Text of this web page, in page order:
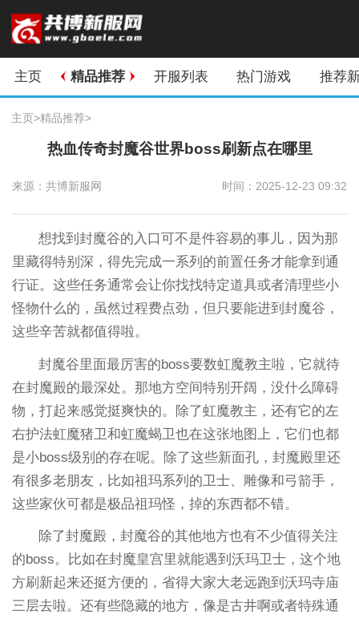
主页 精品推荐 开服列表 热门游戏 推荐
主页>精品推荐>
热血传奇封魔谷世界boss刷新点在哪里
来源：共博新服网 时间：2025-12-23 09:32
想找到封魔谷的入口可不是件容易的事儿，因为那
里藏得特别深，得先完成一系列的前置任务才能拿到通
行证。这些任务通常会让你找找特定道具或者清理些小
怪物什么的，虽然过程费点劲，但只要能进到封魔谷，
这些辛苦就都值得啦。
封魔谷里面最厉害的boss要数虹魔教主啦，它就待
在封魔殿的最深处。那地方空间特别开阔，没什么障碍
物，打起来感觉挺爽快的。除了虹魔教主，还有它的左
右护法虹魔猪卫和虹魔蝎卫也在这张地图上，它们也都
是小boss级别的存在呢。除了这些新面孔，封魔殿里还
有很多老朋友，比如祖玛系列的卫士、雕像和弓箭手，
这些家伙可都是极品祖玛怪，掉的东西都不错。
除了封魔殿，封魔谷的其他地方也有不少值得关注
的boss。比如在封魔皇宫里就能遇到沃玛卫士，这个地
方刷新起来还挺方便的，省得大家大老远跑到沃玛寺庙
三层去啦。还有些隐藏的地方，像是古井啊或者特殊通